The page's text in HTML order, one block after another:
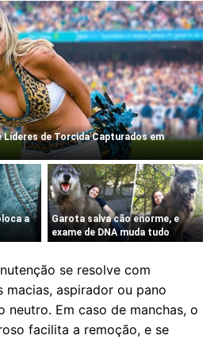
se resolve com
macias, aspirador ou pano
neutro. Em caso de manchas, o
facilita a remoção, e se